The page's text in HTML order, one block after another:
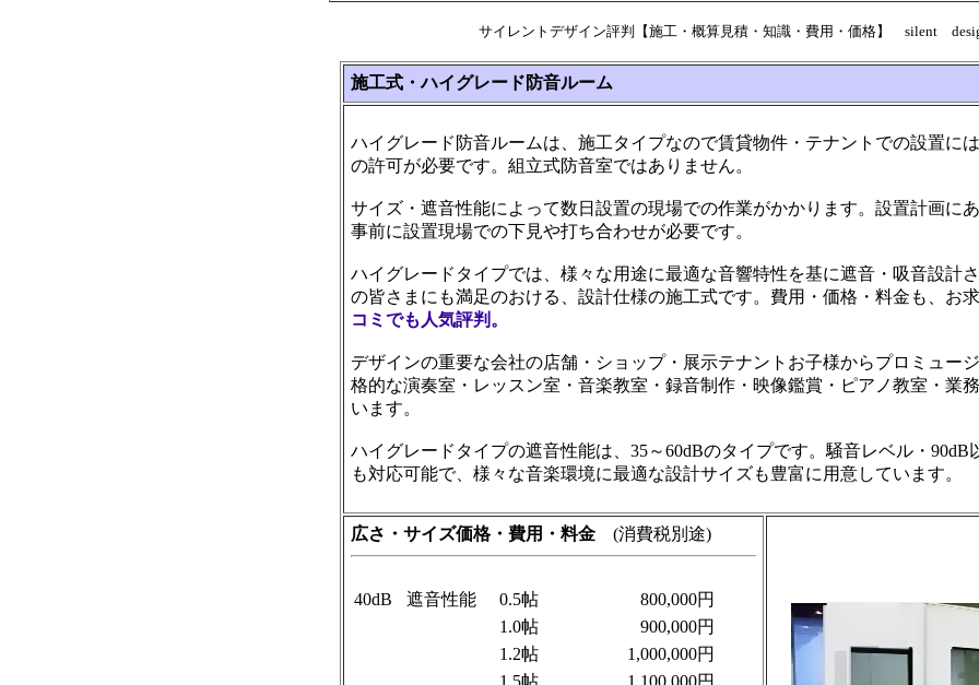
サイレントデザイン評判【施工・概算見積・知識・費用・価格】 silent
施工式・ハイグレード防音ルーム
ハイグレード防音ルームは、施工タイプなので賃貸物件・テナントでの設置に
の許可が必要です。組立式防音室ではありません。
サイズ・遮音性能によって数日設置の現場での作業がかかります。設置計画に
事前に設置現場での下見や打ち合わせが必要です。
ハイグレードタイプでは、様々な用途に最適な音響特性を基に遮音・吸音設計
の皆さまにも満足のおける、設計仕様の施工式です。費用・価格・料金も、お
コミでも人気評判。
デザインの重要な会社の店舗・ショップ・展示テナントお子様からプロミュー
格的な演奏室・レッスン室・音楽教室・録音制作・映像鑑賞・ピアノ教室・業
います。
ハイグレードタイプの遮音性能は、35～60dBのタイプです。騒音レベル・90dB
も対応可能で、様々な音楽環境に最適な設計サイズも豊富に用意しています。
広さ・サイズ価格・費用・料金(消費税別途)
40dB 遮音性能 0.5帖
800,000円
1.0帖
900,000円
1.2帖
1,000,000円
1.5帖
1,100,000円